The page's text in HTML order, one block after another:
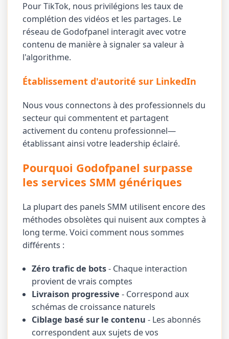
Pour TikTok, nous privilégions les taux de
complétion des vidéos et les partages. Le
réseau de Godofpanel interagit avec votre
contenu de manière à signaler sa valeur à
l'algorithme.
Établissement d'autorité sur LinkedIn
Nous vous connectons à des professionnels du
secteur qui commentent et partagent
activement du contenu professionnel—
établissant ainsi votre leadership éclairé.
Pourquoi Godofpanel surpasse
les services SMM génériques
La plupart des panels SMM utilisent encore des
méthodes obsolètes qui nuisent aux comptes à
long terme. Voici comment nous sommes
différents :
Zéro trafic de bots- Chaque interaction
provient de vrais comptes
Livraison progressive - Correspond aux
schémas de croissance naturels
Ciblage basé sur le contenu - Les abonnés
correspondent aux sujets de vos